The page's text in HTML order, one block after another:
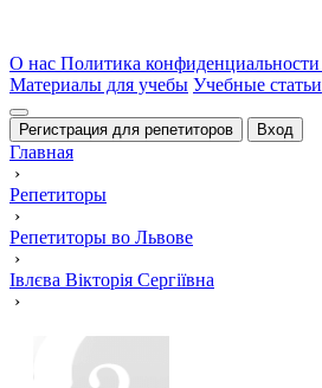
О нас Политика конфиденциальности
Материалы для учебы Учебные статьи
Регистрация для репетиторов Вход
Главная
›
Репетиторы
›
Репетиторы во Львове
›
Івлєва Вікторія Сергіївна
›